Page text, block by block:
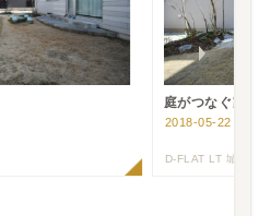
庭がつなぐ家
D-FLAT LT 城西2
2018-05-22